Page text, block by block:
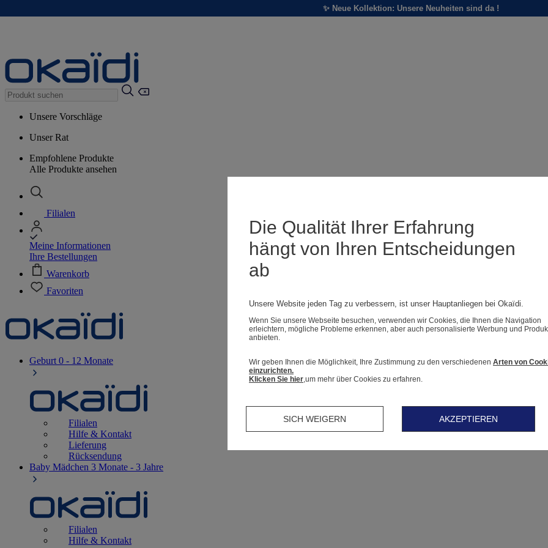
✨ Neue Kollektion: Unsere Neuheiten sind da !
Unsere Vorschläge
Unser Rat
Empfohlene Produkte
Alle Produkte ansehen
Filialen
Meine Informationen
Ihre Bestellungen
Warenkorb
Favoriten
Geburt 0 - 12 Monate
Filialen
Hilfe & Kontakt
Lieferung
Rücksendung
Baby Mädchen 3 Monate - 3 Jahre
Filialen
Hilfe & Kontakt
Die Qualität Ihrer Erfahrung
hängt von Ihren Entscheidungen
ab
Unsere Website jeden Tag zu verbessern, ist unser Hauptanliegen bei Okaïdi.
Wenn Sie unsere Webseite besuchen, verwenden wir Cookies, die Ihnen die Navigation
erleichtern, mögliche Probleme erkennen, aber auch personalisierte Werbung und
anbieten.
Wir geben Ihnen die Möglichkeit, Ihre Zustimmung zu den verschiedenen Arten von
einzurichten.
Klicken Sie hier ,um mehr über Cookies zu erfahren.
SICH WEIGERN AKZEPTIEREN